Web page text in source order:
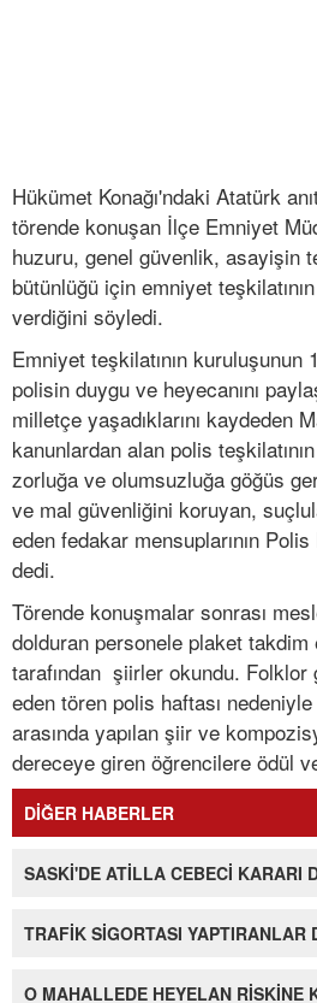
Hükümet Konağı'ndaki Atatürk
törende konuşan İlçe Emniyet
huzuru, genel güvenlik, asayişin
bütünlüğü için emniyet
verdiğini söyledi.
Emniyet teşkilatının kuruluşunun
polisin duygu ve heyecanını
milletçe yaşadıklarını kaydeden
kanunlardan alan polis
zorluğa ve olumsuzluğa göğüs
ve mal güvenliğini koruyan,
eden fedakar mensuplarının
dedi.
Törende konuşmalar sonrası
dolduran personele plaket
tarafından şiirler okundu. Folklor
eden tören polis haftası
arasında yapılan şiir ve
dereceye giren öğrencilere ödül
DİĞER HABERLER
SASKİ'DE ATİLLA CEBECİ KARARI
TRAFİK SİGORTASI YAPTIRANLAR
O MAHALLEDE HEYELAN RİSKİNE